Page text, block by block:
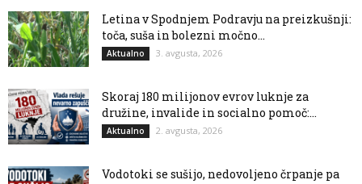
Letina v Spodnjem Podravju na preizkušnji:
toča, suša in bolezni močno...
Aktualno 3. avgusta, 2026
Skoraj 180 milijonov evrov luknje za
družine, invalide in socialno pomoč:...
Aktualno 2. avgusta, 2026
Vodotoki se sušijo, nedovoljeno črpanje pa